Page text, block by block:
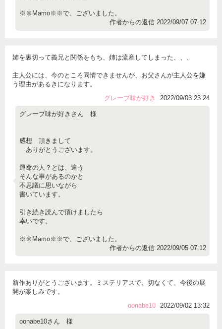
※※Mamo※※で、ございました。
作者からの返信 2022/09/07 07:12
姉を裏切って義兄と関係をもち、姉は流産してしまった、、、
主人公には、今のところ同情できませんが、お父さんが主人公を嫌
う理由があるきになります。
グレープ味が好き
2022/09/03 23:24
グレープ味が好きさん 様
感想 頂きまして
ありがとうございます。
運命の人？とは、違う
そんな事があるのかと
不思議に思いながら
書いています。
引き続き読んで頂けましたら
幸いです。
※※Mamo※※で、ございました。
作者からの返信 2022/09/05 07:12
新作ありがとうございます。ミステリアスで、切なくて、今後の展
開が楽しみです。
oonabe10
2022/09/02 13:32
oonabe10さん 様